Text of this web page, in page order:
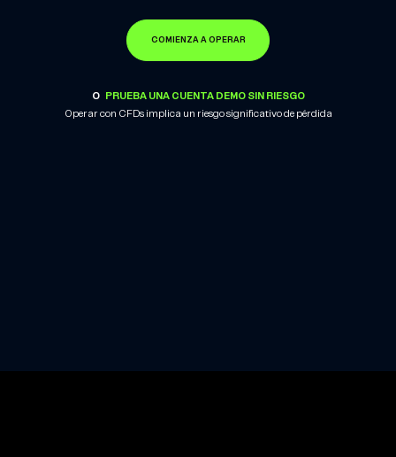
COMIENZA A OPERAR
O PRUEBA UNA CUENTA DEMO SIN RIESGO
Operar con CFDs implica un riesgo significativo de pérdida